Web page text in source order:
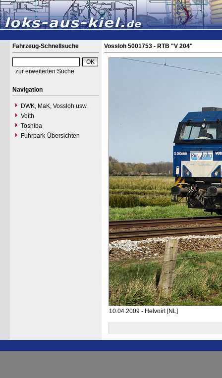
Fahrzeug-Schnellsuche
zur erweiterten Suche
Navigation
DWK, MaK, Vossloh usw.
Voith
Toshiba
Fuhrpark-Übersichten
Vossloh 5001753 - RTB "V 204"
10.04.2009 - Helvoirt [NL]